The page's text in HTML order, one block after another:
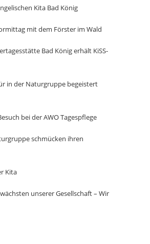
Kita Bad König
mit dem Förster im Wald
Bad König erhält KiSS-
in der Naturgruppe begeistert
bei der AWO Tagespflege
schmücken ihren
Kita
unserer Gesellschaft – Wir